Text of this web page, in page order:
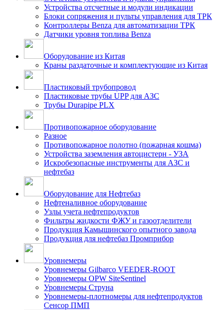
Устройства отсчетные и модули индикации
Блоки сопряжения и пульты управления для ТРК
Контроллеры Benza для автоматизации ТРК
Датчики уровня топлива Benza
Оборудование из Китая
Краны раздаточные и комплектующие из Китая
Пластиковый трубопровод
Пластиковые трубы UPP для АЗС
Трубы Durapipe PLX
Противопожарное оборудование
Разное
Противопожарное полотно (пожарная кошма)
Устройства заземления автоцистерн - УЗА
Искробезопасные инструменты для АЗС и
нефтебаз
Оборудование для Нефтебаз
Нефтеналивное оборудование
Узлы учета нефтепродуктов
Фильтры жидкости ФЖУ и газоотделители
Продукция Камышинского опытного завода
Продукция для нефтебаз Промприбор
Уровнемеры
Уровнемеры Gilbarco VEEDER-ROOT
Уровнемеры OPW SiteSentinel
Уровнемеры Струна
Уровнемеры-плотномеры для нефтепродуктов
Сенсор ПМП